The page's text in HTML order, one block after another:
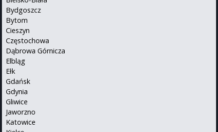
Bydgoszcz
Bytom
Cieszyn
Częstochowa
Dąbrowa Górnicza
Elbląg
Ełk
Gdańsk
Gdynia
Gliwice
Jaworzno
Katowice